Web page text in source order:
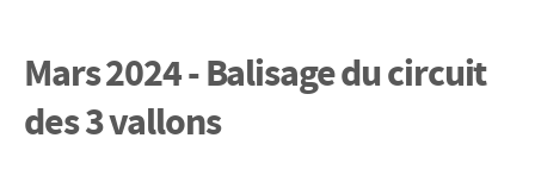
Mars 2024 - Balisage du circuit
des 3 vallons